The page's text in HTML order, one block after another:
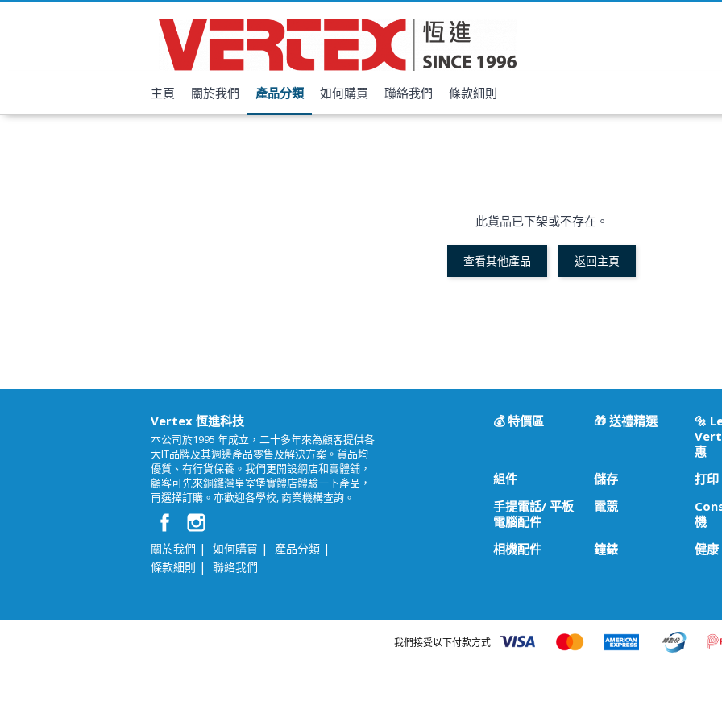
主頁 關於我們 產品分類 如何購買 聯絡我們 條款細則
此貨品已下架或不存在。
查看其他產品 返回主頁
Vertex 恆進科技
本公司於1995 年成立，二十多年來為顧客提供各
大IT品牌及其週邊產品零售及解決方案。貨品均
優質、有行貨保養。我們更開設網店和實體舖，
顧客可先來銅鑼灣皇室堡實體店體驗一下產品，
再選擇訂購。亦歡迎各學校, 商業機構查詢。
關於我們 | 如何購買 | 產品分類 |
條款細則 | 聯絡我們
💰 特價區 🎁 送禮精選
🔩
惠
組件
儲存
打印
手提電話/ 平板
電腦配件
電競
機
相機配件
鐘錶 健康
我們接受以下付款方式